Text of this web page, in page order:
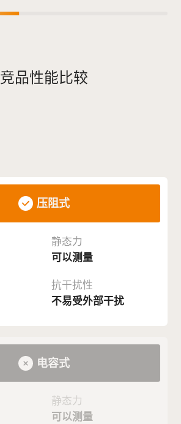
竞品性能比较
电容式
静态力
可以测量
压阻式
静态力
可以测量
抗干扰性
不易受外部干扰